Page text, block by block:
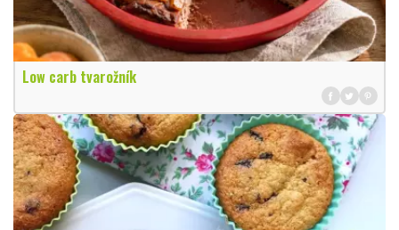
Low carb tvarožník